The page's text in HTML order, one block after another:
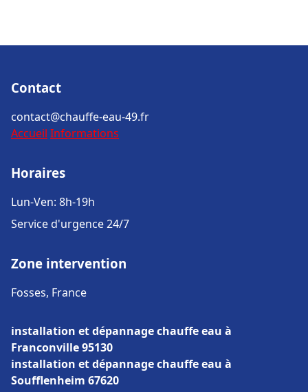
Contact
contact@chauffe-eau-49.fr
Accueil Informations
Horaires
Lun-Ven: 8h-19h
Service d'urgence 24/7
Zone intervention
Fosses, France
installation et dépannage chauffe eau à
Franconville 95130
installation et dépannage chauffe eau à
Soufflenheim 67620